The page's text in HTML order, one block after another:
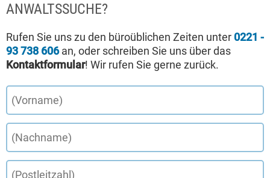
ANWALTSSUCHE?
Rufen Sie uns zu den büroüblichen Zeiten unter 0221 -
93 738 606an, oder schreiben Sie uns über das
Kontaktformular! Wir rufen Sie gerne zurück.